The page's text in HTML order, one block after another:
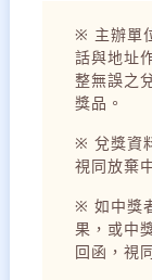
※ 主辦單
話與地址
整無誤之
獎品。
※ 兌獎資
視同放棄
※ 如中獎
果，或中
回函，視